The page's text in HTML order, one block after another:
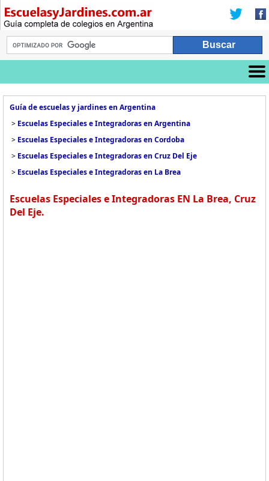
Guía de escuelas y jardines en Argentina
> Escuelas Especiales e Integradoras en Argentina
> Escuelas Especiales e Integradoras en Cordoba
> Escuelas Especiales e Integradoras en Cruz Del Eje
> Escuelas Especiales e Integradoras en La Brea
Escuelas Especiales e Integradoras EN La Brea, Cruz
Del Eje.